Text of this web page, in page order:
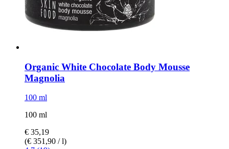
Organic White Chocolate Body Mousse
Magnolia
100 ml
100 ml
€ 35,19
(€ 351,90 / l)